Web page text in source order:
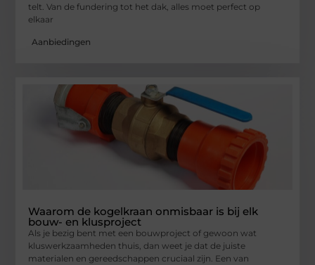
telt. Van de fundering tot het dak, alles moet perfect op
elkaar
Aanbiedingen
Waarom de kogelkraan onmisbaar is bij elk
bouw- en klusproject
Als je bezig bent met een bouwproject of gewoon wat
kluswerkzaamheden thuis, dan weet je dat de juiste
materialen en gereedschappen cruciaal zijn. Een van